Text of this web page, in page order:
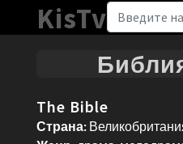
KisTv
The Bible
Страна: